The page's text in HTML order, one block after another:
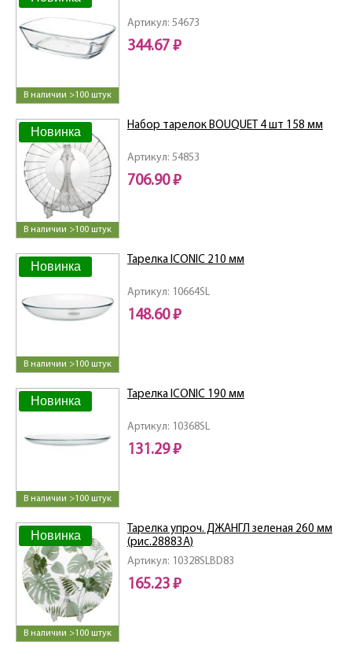
В наличии >100 штук
Артикул: 54673
344.67 ₽
Новинка
В наличии >100 штук
Артикул: 54853
Набор тарелок BOUQUET 4 шт 158 мм
706.90 ₽
Новинка
В наличии >100 штук
Артикул: 10664SL
Тарелка ICONIC 210 мм
148.60 ₽
Новинка
В наличии >100 штук
Артикул: 10368SL
Тарелка ICONIC 190 мм
131.29 ₽
Новинка
В наличии >100 штук
Артикул: 10328SLBD83
Тарелка упроч. ДЖАНГЛ зеленая 260 мм
(рис.28883А)
165.23 ₽